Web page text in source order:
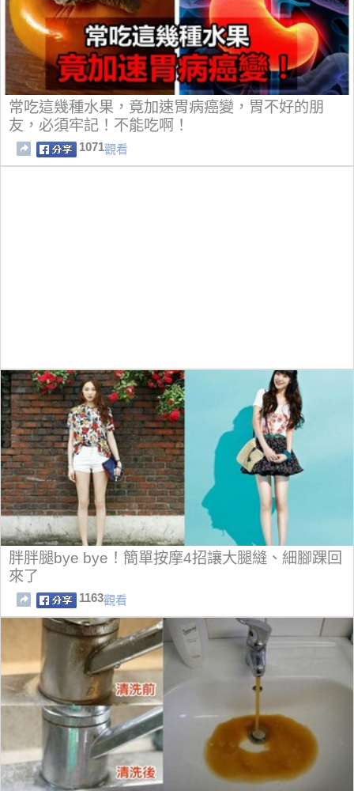
常吃這幾種水果，竟加速胃病癌變，胃不好的朋
友，必須牢記！不能吃啊！
1071觀看
胖胖腿bye bye！簡單按摩4招讓大腿縫、細腳踝回
來了
1163觀看